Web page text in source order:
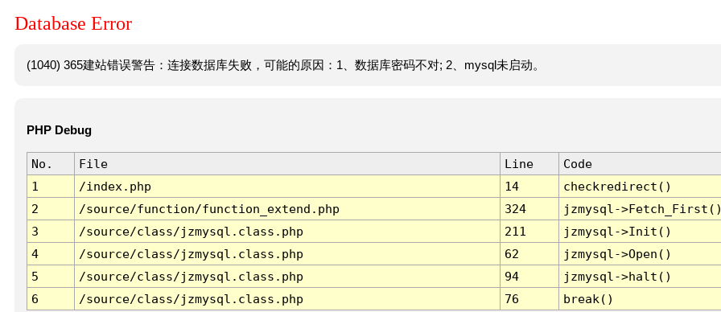
Database Error
(1040) 365建站错误警告：连接数据库失败，可能的原因：1、数据库密码不对; 2、mysql未启动。
PHP Debug
No. File Line
Code
1
/index.php 14
checkredirect()
2
/source/function/function_extend.php 324
jzmysql-
3
/source/class/jzmysql.class.php 211
jzmysql->Init()
4
/source/class/jzmysql.class.php 62
jzmysql->Open()
5
/source/class/jzmysql.class.php 94
jzmysql->halt()
6
/source/class/jzmysql.class.php 76 break()